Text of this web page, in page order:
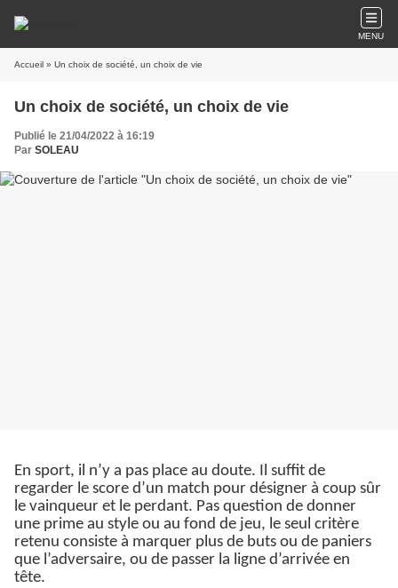
MENU
Accueil » Un choix de société, un choix de vie
Un choix de société, un choix de vie
Publié le 21/04/2022 à 16:19
Par SOLEAU
En sport, il n’y a pas place au doute. Il suffit de
regarder le score d’un match pour désigner à coup sûr
le vainqueur et le perdant. Pas question de donner
une prime au style ou au fond de jeu, le seul critère
retenu consiste à marquer plus de buts ou de paniers
que l’adversaire, ou de passer la ligne d’arrivée en
tête.